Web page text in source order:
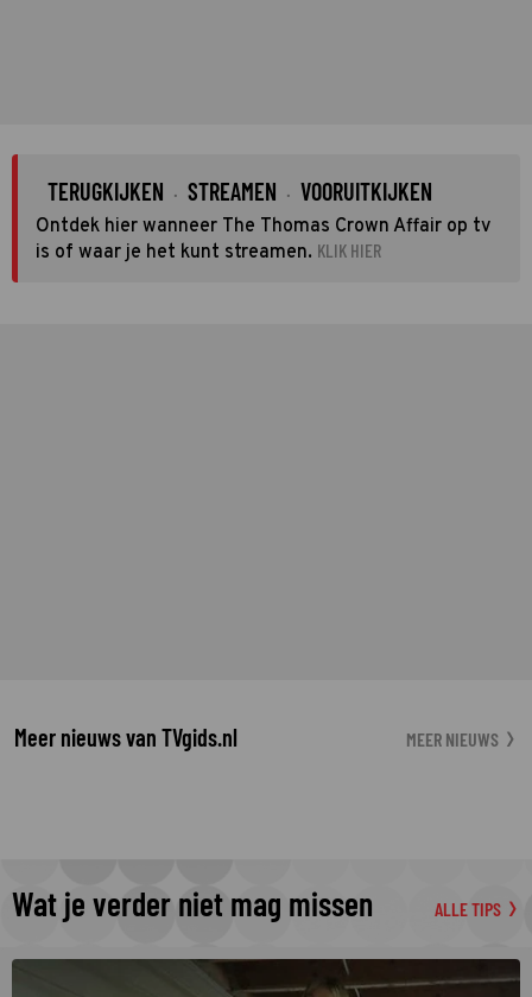
TERUGKIJKEN · STREAMEN · VOORUITKIJKEN
Ontdek hier wanneer The Thomas Crown Affair op tv
is of waar je het kunt streamen. KLIK HIER
Meer nieuws van TVgids.nl MEER NIEUWS
Wat je verder niet mag missen ALLE TIPS